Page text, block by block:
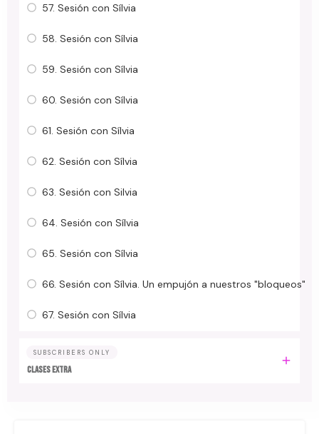
57. Sesión con Sílvia
58. Sesión con Sílvia
59. Sesión con Sílvia
60. Sesión con Sílvia
61. Sesión con Sílvia
62. Sesión con Sílvia
63. Sesión con Silvia
64. Sesión con Sílvia
65. Sesión con Sílvia
66. Sesión con Sílvia. Un empujón a nuestros "bloqueos"
67. Sesión con Sílvia
SUBSCRIBERS ONLY
Clases Extra